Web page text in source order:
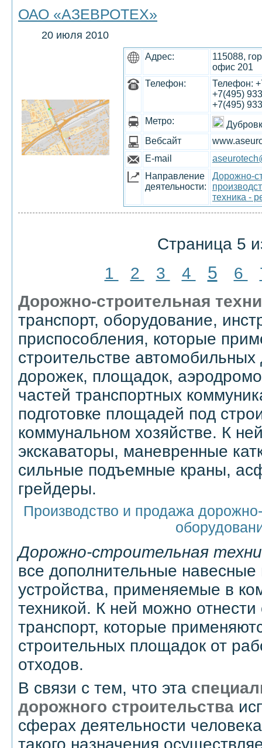
ОАО «АЗЕВРОТЕХ»
20 июля 2010
Адрес:
115088,
офис 201
Телефон:
Телефон:
+7(495)
+7(495)
Метро:
Вебсайт
E-mail
Направление
деятельности:
Дорожно-
техника -
Страница 5
1
2 3 4 5 6
Дорожно-строительная
транспорт, оборудование,
приспособления, которые
строительстве
дорожек, площадок,
частей транспортных
подготовке площадей под
коммунальном хозяйстве. К
экскаваторы, маневренные
сильные подъемные краны,
грейдеры.
Производство и продажа
Дорожно-строительная
все дополнительные
устройства, применяемые в
техникой. К ней можно
транспорт, которые
строительных площадок от
отходов.
В связи с тем, что эта
дорожного строительства
сферах деятельности
такого назначения